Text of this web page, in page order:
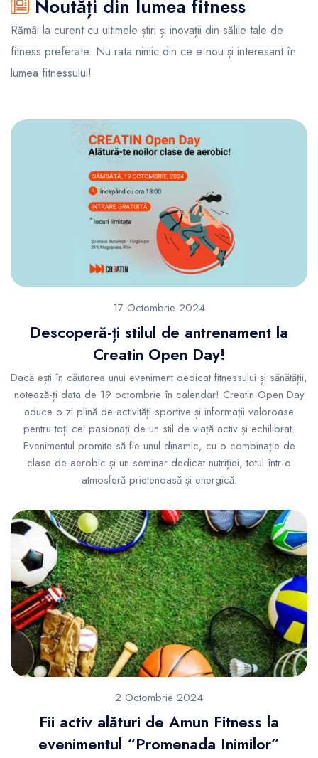
Noutăți din lumea fitness
Rămâi la curent cu ultimele știri și inovații din sălile tale de
fitness preferate. Nu rata nimic din ce e nou și interesant în
lumea fitnessului!
17 Octombrie 2024
Descoperă-ți stilul de antrenament la
Creatin Open Day!
Dacă ești în căutarea unui eveniment dedicat fitnessului și sănătății,
notează-ți data de 19 octombrie în calendar! Creatin Open Day
aduce o zi plină de activități sportive și informații valoroase
pentru toți cei pasionați de un stil de viață activ și echilibrat.
Evenimentul promite să fie unul dinamic, cu o combinație de
clase de aerobic și un seminar dedicat nutriției, totul într-o
atmosferă prietenoasă și energică.
2 Octombrie 2024
Fii activ alături de Amun Fitness la
evenimentul “Promenada Inimilor”